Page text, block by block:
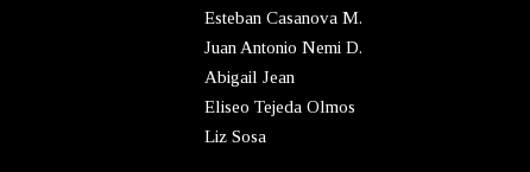
Esteban Casanova M.
Juan Antonio Nemi D.
Abigail Jean
Eliseo Tejeda Olmos
Liz Sosa